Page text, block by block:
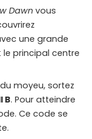
Dawnvous
une grande
principal centre
moyeu, sortez
B. Pour atteindre
Ce code se